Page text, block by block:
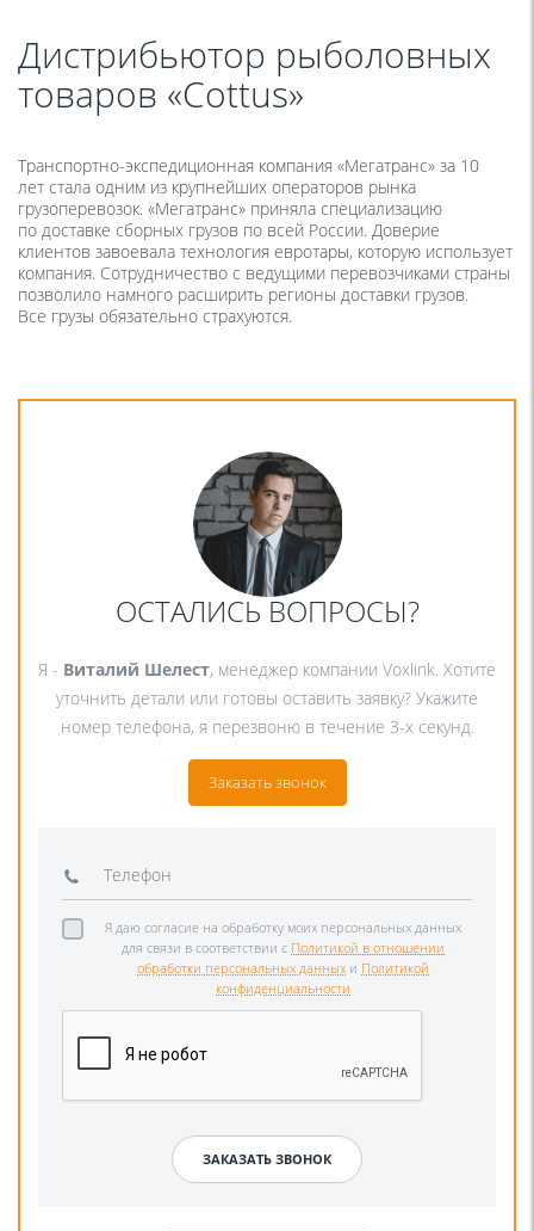
Дистрибьютор рыболовных
товаров «Cottus»
Транспортно-экспедиционная компания «Мегатранс» за 10
лет стала одним из крупнейших операторов рынка
грузоперевозок. «Мегатранс» приняла специализацию
по доставке сборных грузов по всей России. Доверие
клиентов завоевала технология евротары, которую использует
компания. Сотрудничество с ведущими перевозчиками страны
позволило намного расширить регионы доставки грузов.
Все грузы обязательно страхуются.
ОСТАЛИСЬ ВОПРОСЫ?
Я - Виталий Шелест, менеджер компании Voxlink. Хотите
уточнить детали или готовы оставить заявку? Укажите
номер телефона, я перезвоню в течение 3-х секунд.
Заказать звонок
Я даю согласие на обработку моих персональных данных
для связи в соответствии с Политикой в отношении
обработки персональных данных и Политикой
конфиденциальности